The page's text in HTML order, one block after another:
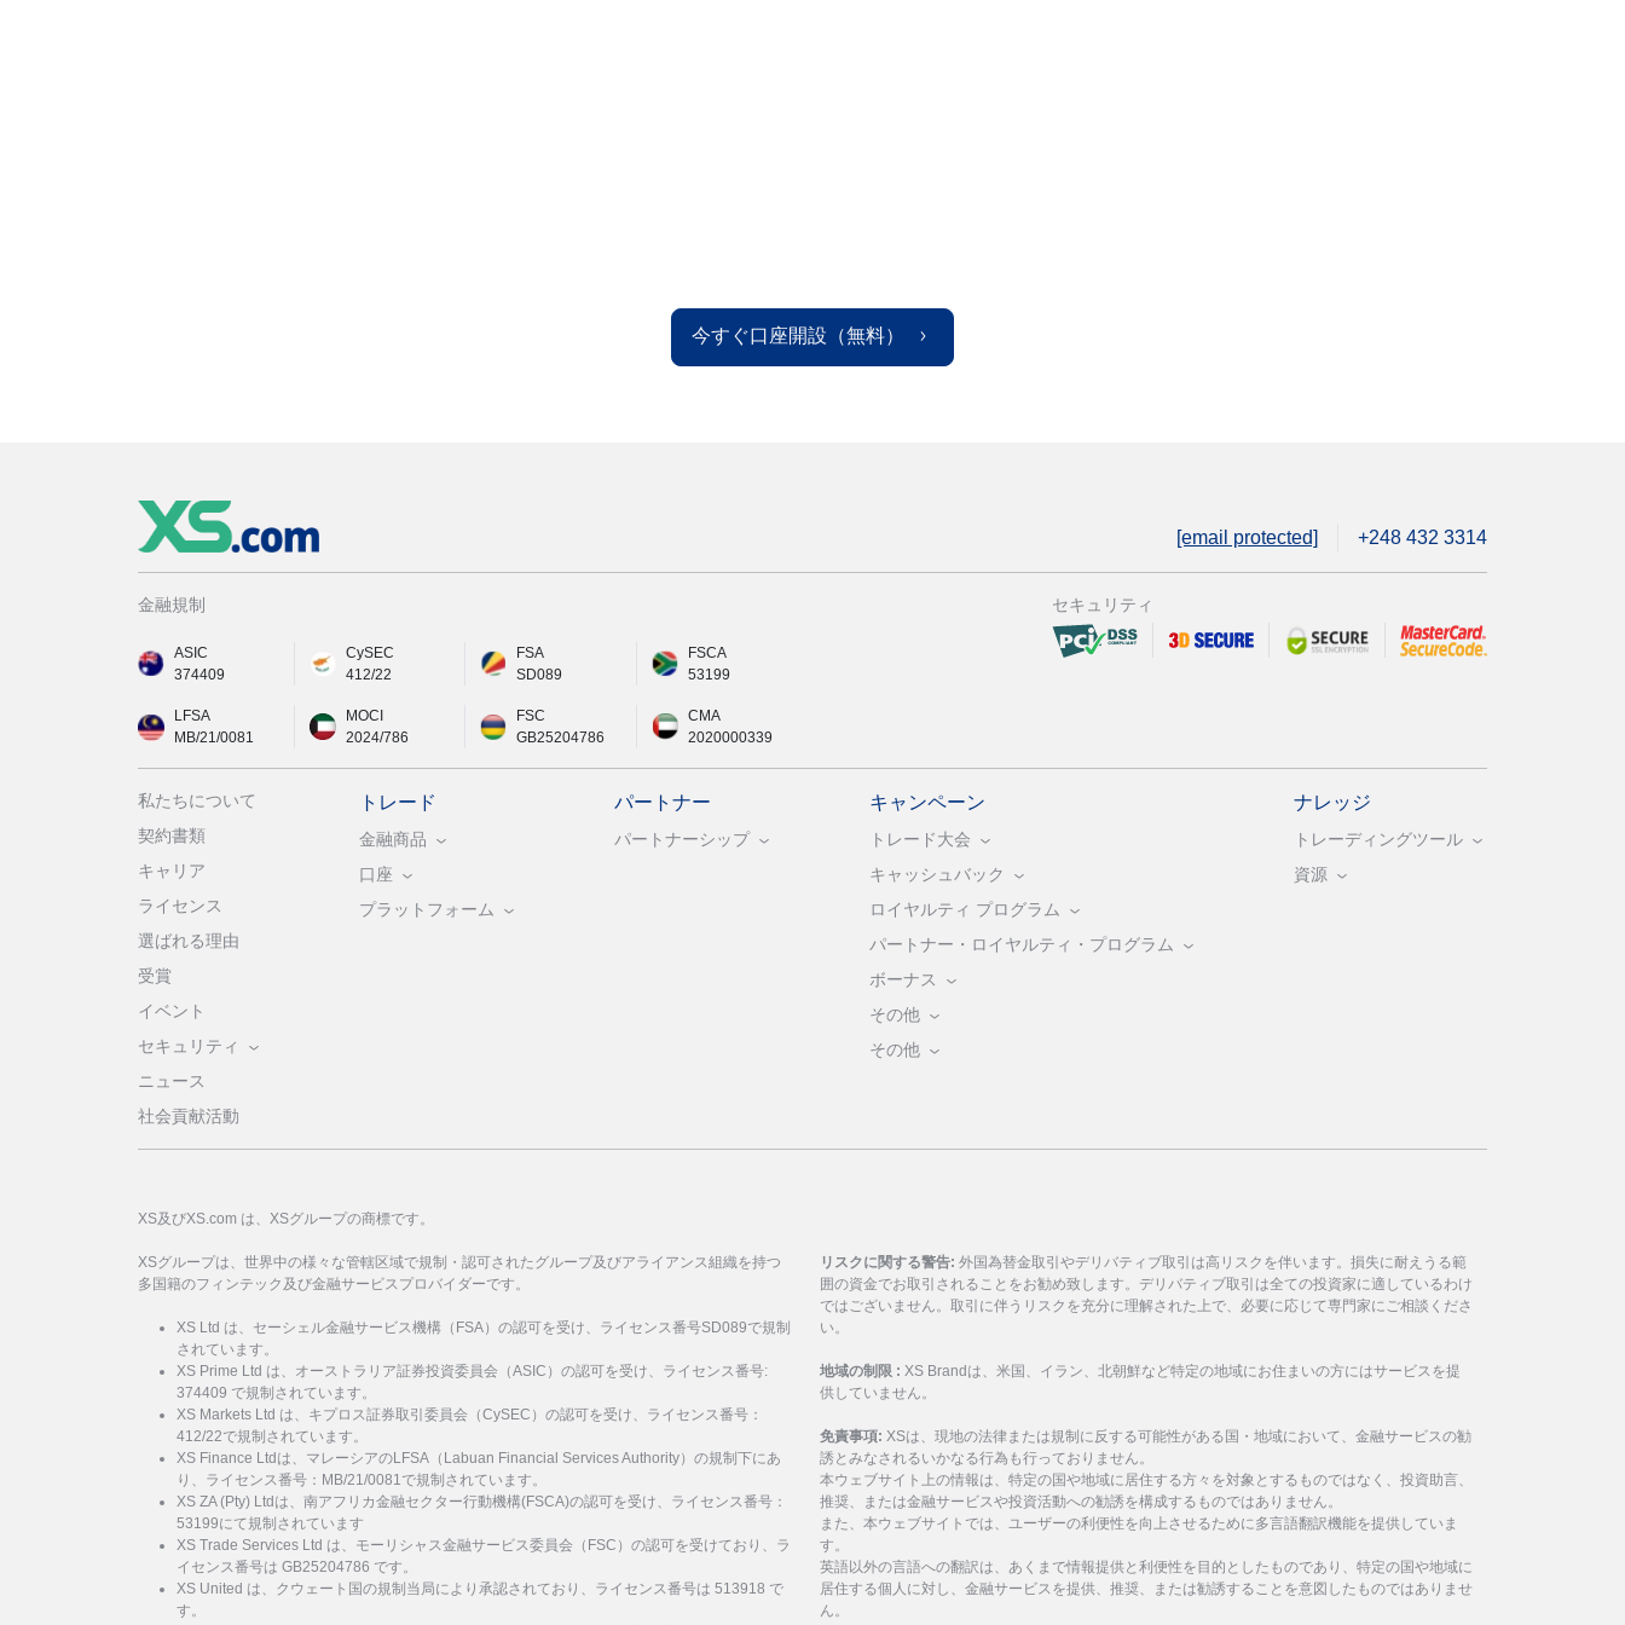
今すぐ口座開設（無料）
[email protected] +248 432 3314
金融規制
ASIC
374409
CySEC
412/22
FSA
SD089
FSCA
53199
LFSA
MB/21/0081
MOCI
2024/786
FSC
GB25204786
CMA
2020000339
セキュリティ
私たちについて
契約書類
キャリア
ライセンス
選ばれる理由
受賞
イベント
セキュリティ
ニュース
社会貢献活動
トレード
金融商品
口座
プラットフォーム
パートナー
パートナーシップ
キャンペーン
トレード大会
キャッシュバック
ロイヤルティ プログラム
パートナー・ロイヤルティ・プログラム
ボーナス
その他
その他
ナレッジ
トレーディングツール
資源
XS及びXS.com は、XSグループの商標です。
XSグループは、世界中の様々な管轄区域で規制・認可されたグループ及びアライアンス組織を持つ
多国籍のフィンテック及び金融サービスプロバイダーです。
XS Ltd は、セーシェル金融サービス機構（FSA）の認可を受け、ライセンス番号SD089で規制
されています。
XS Prime Ltd は、オーストラリア証券投資委員会（ASIC）の認可を受け、ライセンス番号:
374409 で規制されています。
XS Markets Ltd は、キプロス証券取引委員会（CySEC）の認可を受け、ライセンス番号：
412/22で規制されています。
XS Finance Ltdは、マレーシアのLFSA（Labuan Financial Services Authority）の規制下にあ
り、ライセンス番号：MB/21/0081で規制されています。
XS ZA (Pty) Ltdは、南アフリカ金融セクター行動機構(FSCA)の認可を受け、ライセンス番号：
53199にて規制されています
XS Trade Services Ltd は、モーリシャス金融サービス委員会（FSC）の認可を受けており、ラ
イセンス番号は GB25204786 です。
XS United は、クウェート国の規制当局により承認されており、ライセンス番号は 513918 で
す。
リスクに関する警告: 外国為替金取引やデリバティブ取引は高リスクを伴います。損失に耐えうる範
囲の資金でお取引されることをお勧め致します。デリバティブ取引は全ての投資家に適しているわけ
ではございません。取引に伴うリスクを充分に理解された上で、必要に応じて専門家にご相談くださ
い。
地域の制限 : XS Brandは、米国、イラン、北朝鮮など特定の地域にお住まいの方にはサービスを提
供していません。
免責事項: XSは、現地の法律または規制に反する可能性がある国・地域において、金融サービスの勧
誘とみなされるいかなる行為も行っておりません。
本ウェブサイト上の情報は、特定の国や地域に居住する方々を対象とするものではなく、投資助言、
推奨、または金融サービスや投資活動への勧誘を構成するものではありません。
また、本ウェブサイトでは、ユーザーの利便性を向上させるために多言語翻訳機能を提供していま
す。
英語以外の言語への翻訳は、あくまで情報提供と利便性を目的としたものであり、特定の国や地域に
居住する個人に対し、金融サービスを提供、推奨、または勧誘することを意図したものではありませ
ん。